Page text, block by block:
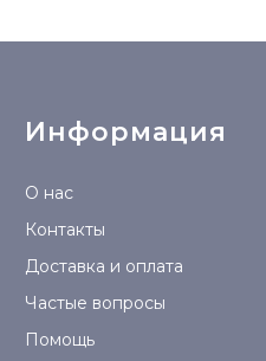
Информация
О нас
Контакты
Доставка и оплата
Частые вопросы
Помощь